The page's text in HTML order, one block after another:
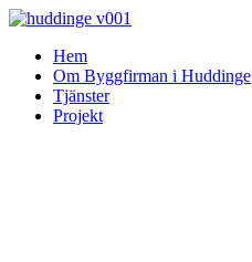
Skip
contentHem
Om Byggfirman i Huddinge
Tjänster
Projekt